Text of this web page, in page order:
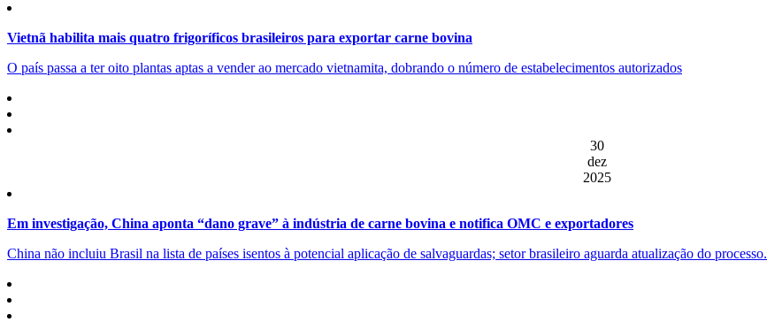
Vietnã habilita mais quatro frigoríficos brasileiros para exportar carne bovina
O país passa a ter oito plantas aptas a vender ao mercado vietnamita, dobrando o número de estabelecimentos autorizados
30
dez
2025
Em investigação, China aponta “dano grave” à indústria de carne bovina e notifica OMC e exportadores
China não incluiu Brasil na lista de países isentos à potencial aplicação de salvaguardas; setor brasileiro aguarda atualização do processo.